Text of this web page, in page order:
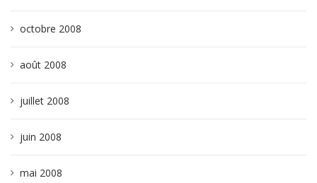
octobre 2008
août 2008
juillet 2008
juin 2008
mai 2008